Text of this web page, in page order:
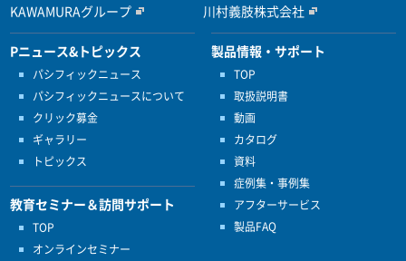
KAWAMURAグループ 川村義肢株式会社
Pニュース&トピックス
パシフィックニュース
パシフィックニュースについて
クリック募金
ギャラリー
トピックス
教育セミナー＆訪問サポート
TOP
オンラインセミナー
製品情報・サポート
TOP
取扱説明書
動画
カタログ
資料
症例集・事例集
アフターサービス
製品FAQ